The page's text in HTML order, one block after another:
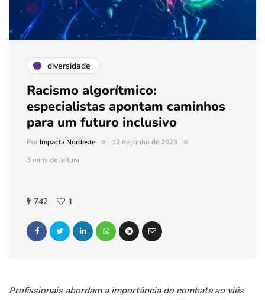
diversidade
Racismo algorítmico:
especialistas apontam caminhos
para um futuro inclusivo
PorImpacta Nordeste
12 de junho de 2023
3 mins de leitura
742 1
Profissionais abordam a importância do combate ao viés